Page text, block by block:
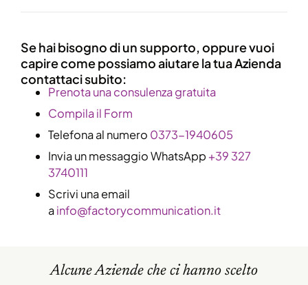
Se hai bisogno di un supporto, oppure vuoi
capire come possiamo aiutare la tua Azienda
contattaci subito:
​Prenota una consulenza gratuita
Compila il Form
Telefona al numero 0373-1940605
Invia un messaggio WhatsApp +39 327
3740111
Scrivi una email
ainfo@factorycommunication.it
Alcune Aziende che ci hanno scelto